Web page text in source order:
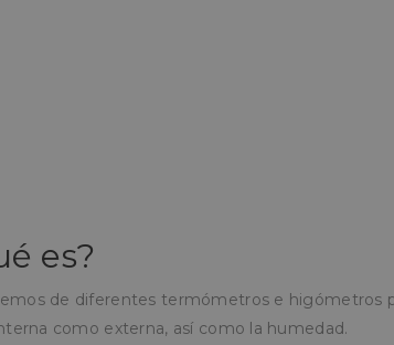
es?
de diferentes termómetros e higómetros
como externa, así como la humedad.